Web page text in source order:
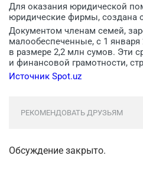
Для оказания юридической
юридические фирмы, создана
Документом членам семей,
малообеспеченные, с 1
в размере 2,2 млн сумов. Эти
и финансовой грамотности,
Источник Spot.uz
РЕКОМЕНДОВАТЬ ДРУЗЬЯМ
Обсуждение закрыто.